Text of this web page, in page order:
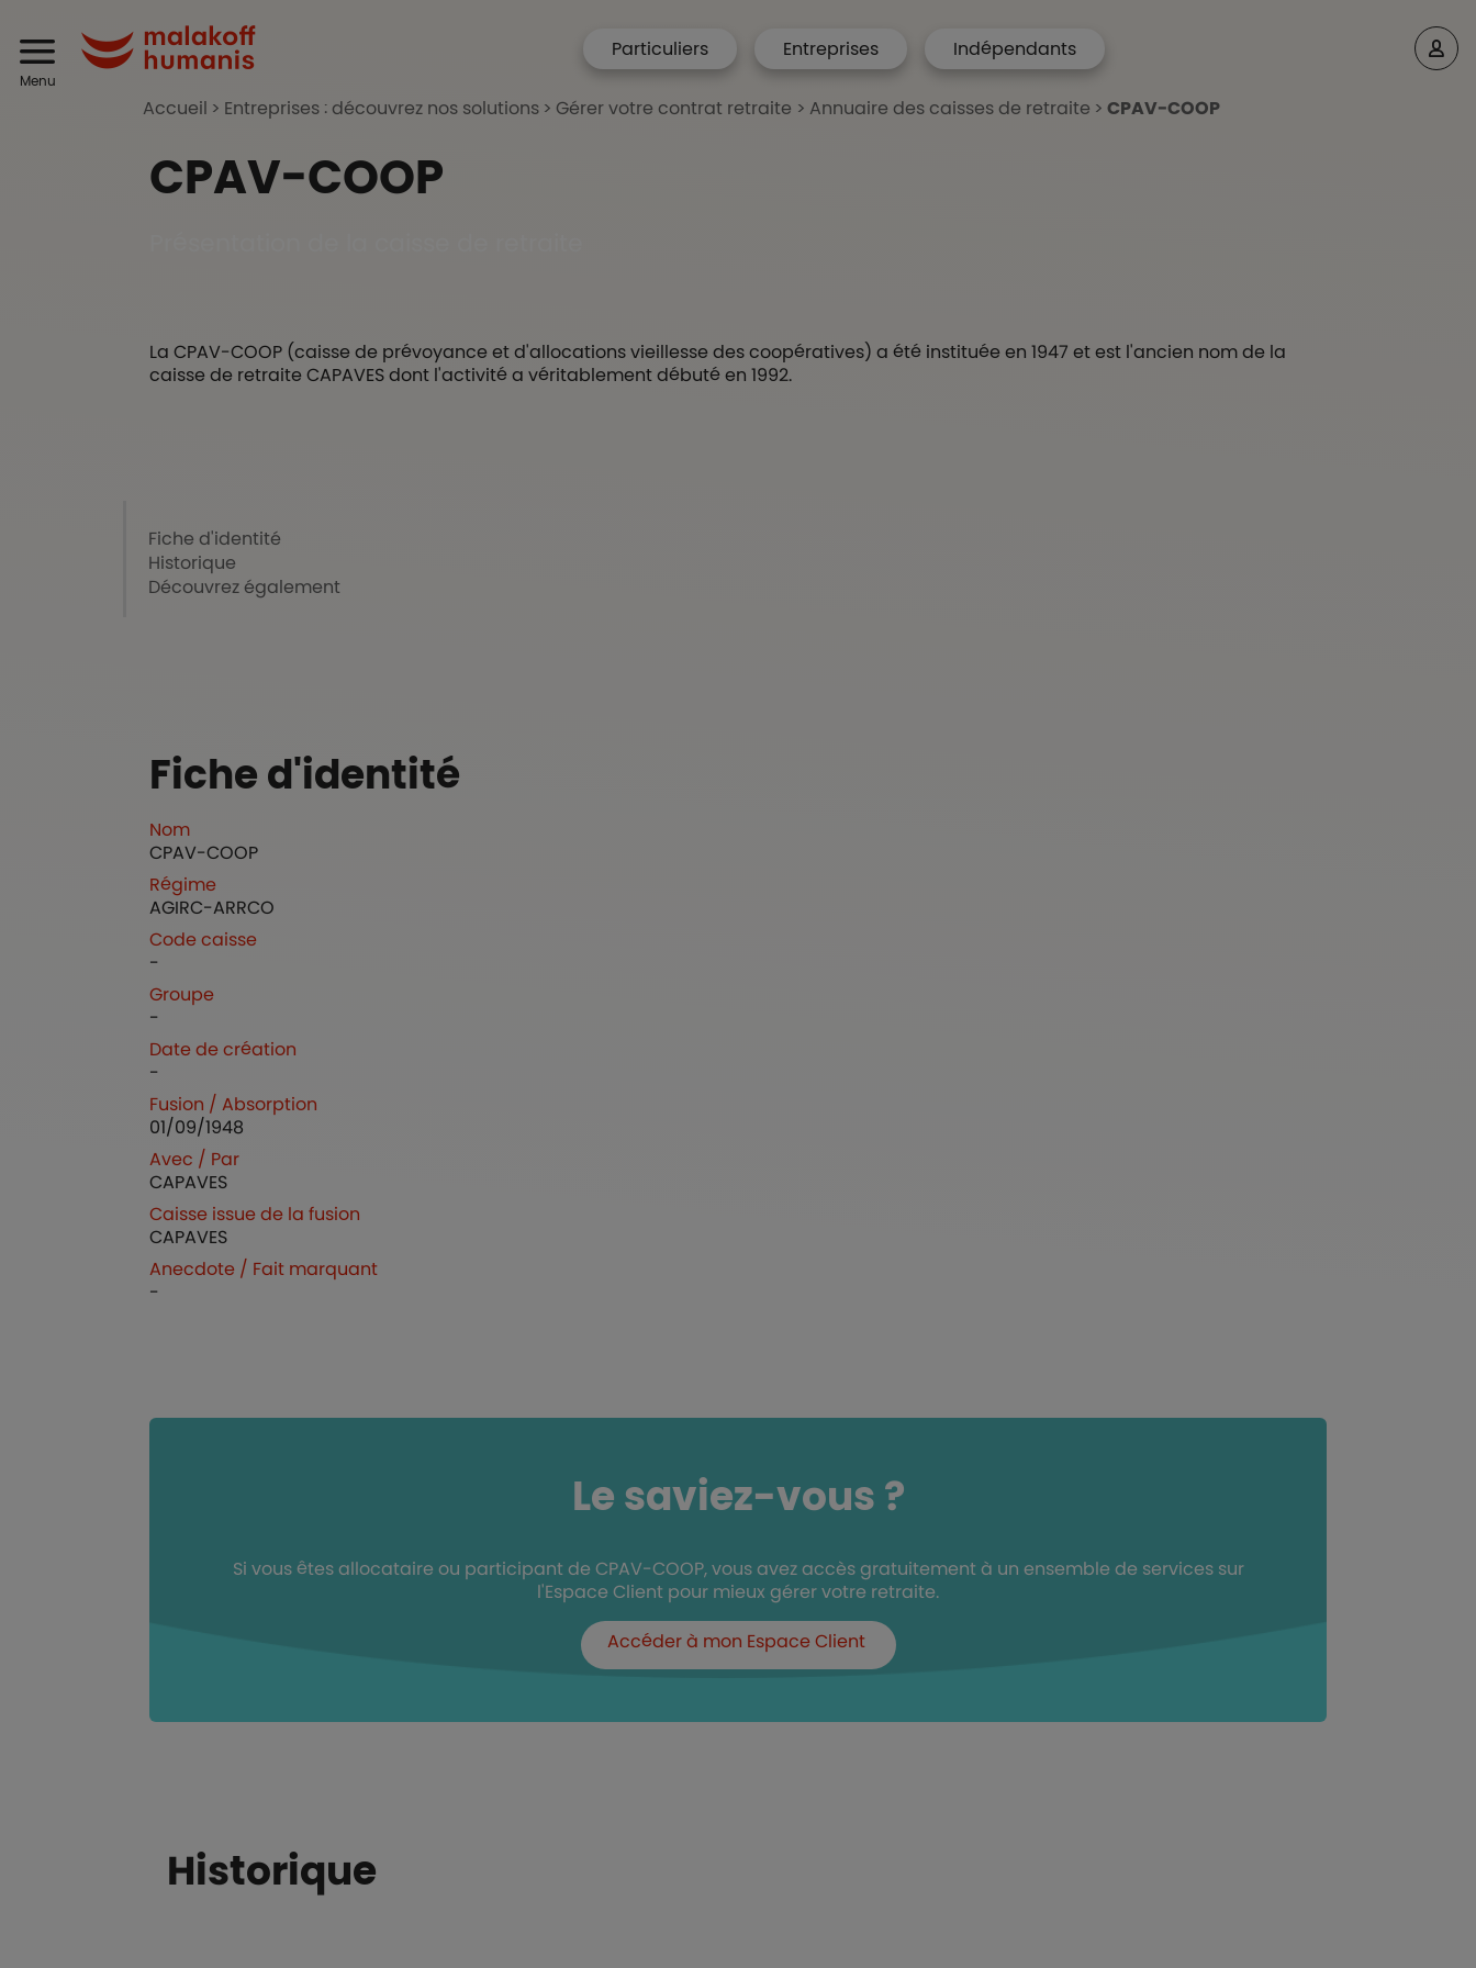
Header
Menu Malakoff Humanis Accueil
menu hp
Particuliers Entreprises Indépendants
Accueil Entreprises : découvrez nos solutions Gérer votre contrat retraite Annuaire des caisses de retraite CPAV-COOP
CPAV-COOP
La CPAV-COOP (caisse de prévoyance et d'allocations vieillesse des coopératives) a été instituée en 1947 et est l'ancien nom de la
caisse de retraite CAPAVES dont l'activité a véritablement débuté en 1992.
Fiche d'identité
Historique
Découvrez également
Fiche d'identité
Nom
CPAV-COOP
Régime
AGIRC-ARRCO
Code caisse
-
Groupe
-
Date de création
-
Fusion / Absorption
01/09/1948
Avec / Par
CAPAVES
Caisse issue de la fusion
CAPAVES
Anecdote / Fait marquant
-
Le saviez-vous ?
Si vous êtes allocataire ou participant de CPAV-COOP, vous avez accès gratuitement à un ensemble de services sur
l'Espace Client pour mieux gérer votre retraite.
Accéder à mon Espace Client
Historique